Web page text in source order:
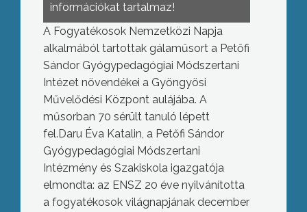
információkat tartalmaz!
A Fogyatékosok Nemzetközi Napja
alkalmából tartottak gálaműsort a Petőfi
Sándor Gyógypedagógiai Módszertani
Intézet növendékei a Gyöngyösi
Művelődési Központ aulájába. A
műsorban 70 sérült tanuló lépett
fel.Daru Éva Katalin, a Petőfi Sándor
Gyógypedagógiai Módszertani
Intézmény és Szakiskola igazgatója
elmondta: az ENSZ 20 éve nyilvánította
a fogyatékosok világnapjának december